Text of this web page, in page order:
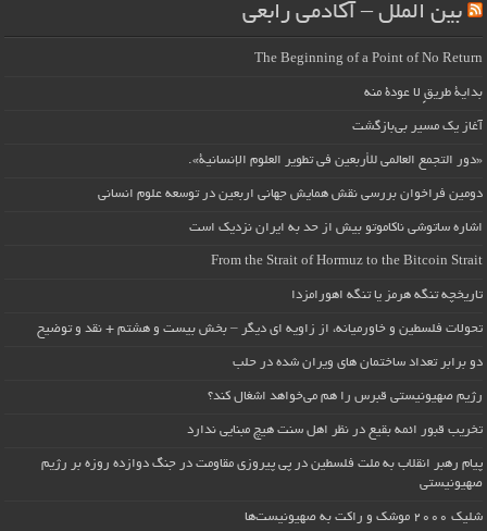
بین الملل – آکادمی رابعی
The Beginning of a Point of No Return
بداية طريقٍ لا عودة منه
آغاز یک مسیر بی‌بازگشت
«دور التجمع العالمي للأربعين في تطوير العلوم الإنسانية».
دومین فراخوان بررسی نقش همایش جهانی اربعین در توسعه علوم انسانی
اشاره ساتوشی ناکاموتو بیش از حد به ایران نزدیک است
From the Strait of Hormuz to the Bitcoin Strait
تاریخچه تنگه هرمز یا تنگه اهورامزدا
تحولات فلسطین و خاورمیانه، از زاویه ای دیگر – بخش بیست و هشتم + نقد و توضیح
دو برابر تعداد ساختمان های ویران شده در حلب
رژیم صهیونیستی قبرس را هم می‌خواهد اشغال کند؟
تخریب قبور ائمه بقیع در نظر اهل سنت هیچ مبنایی ندارد
پیام رهبر انقلاب به ملت فلسطین در پی پیروزی مقاومت در جنگ دوازده روزه بر رژیم
صهیونیستی
شلیک ۲۰۰۰ موشک و راکت به صهیونیست‌ها